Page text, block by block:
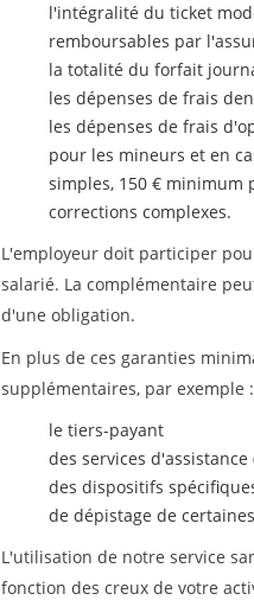
l'intégralité du ticket
remboursables par
la totalité du forfait
les dépenses de frais
les dépenses de frais
pour les mineurs et en
simples, 150 € minimum
corrections complexes.
L'employeur doit participer
salarié. La complémentaire
d'une obligation.
En plus de ces garanties
supplémentaires, par exemple
le tiers-payant
des services
des dispositifs
de dépistage de
L'utilisation de notre service
fonction des creux de votre